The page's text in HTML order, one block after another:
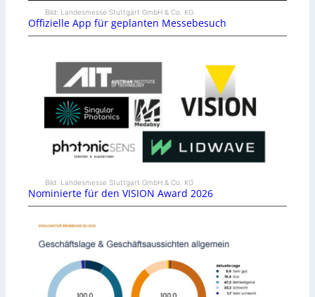
Bild: Landesmesse Stuttgart GmbH & Co. KG
Offizielle App für geplanten Messebesuch
Bild: Landesmesse Stuttgart GmbH & Co. KG
Nominierte für den VISION Award 2026